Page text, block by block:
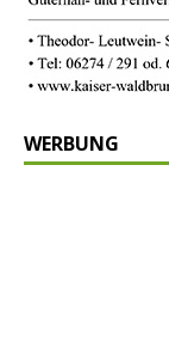
WERBUNG